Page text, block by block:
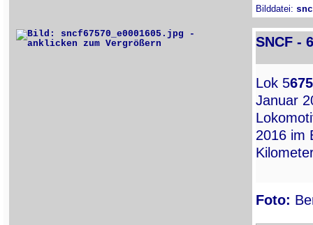
Bilddatei:
SNCF -
Lok 5
Januar
2016 im
Foto: